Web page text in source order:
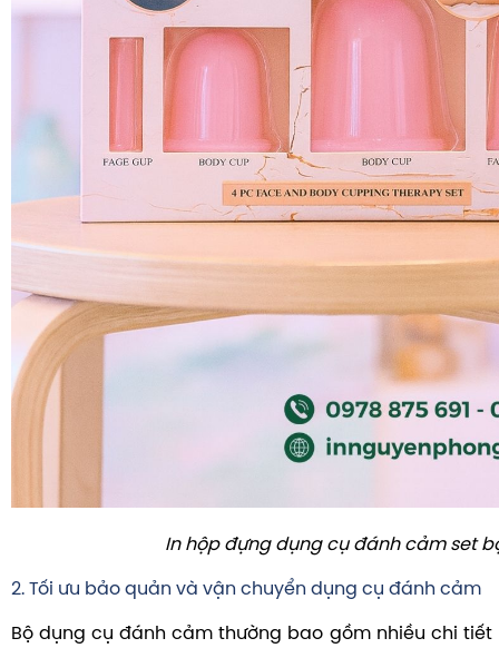
In hộp đựng dụng cụ đánh cảm set
2. Tối ưu bảo quản và vận chuyển dụng cụ đánh cảm
Bộ dụng cụ đánh cảm thường bao gồm nhiều chi tiết